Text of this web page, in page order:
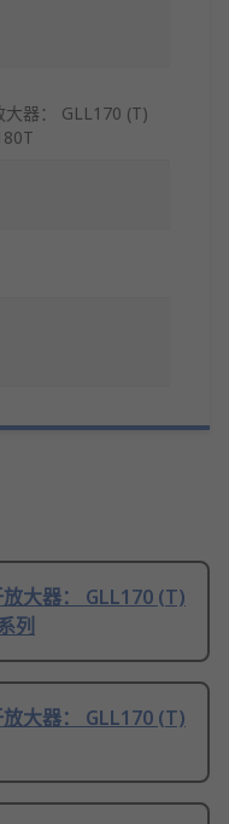
大器： GLL170 (T)
大器： GLL170 (T)
列
大器： GLL170 (T)